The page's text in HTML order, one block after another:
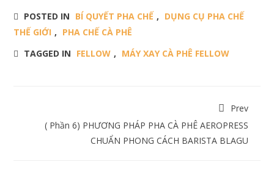
POSTED IN BÍ QUYẾT PHA CHẾ , DỤNG CỤ PHA CHẾ
THẾ GIỚI , PHA CHẾ CÀ PHÊ
TAGGED IN FELLOW , MÁY XAY CÀ PHÊ FELLOW
Prev
( Phần 6) PHƯƠNG PHÁP PHA CÀ PHÊ AEROPRESS
CHUẨN PHONG CÁCH BARISTA BLAGU